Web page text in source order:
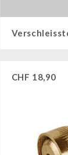
CHF 18,90